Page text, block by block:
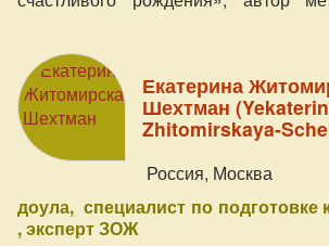
Екатерина
Шехтман
Zhitomirskaya-
Россия, Москва
доула специалист по подготовке
эксперт ЗОЖ